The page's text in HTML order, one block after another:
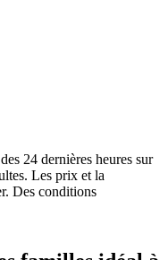
24 dernières heures sur
Les prix et la
Des conditions